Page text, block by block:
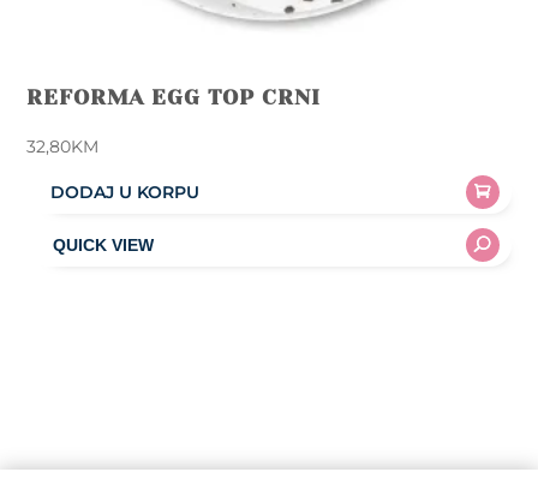
REFORMA EGG TOP CRNI
32,80KM
DODAJ U KORPU